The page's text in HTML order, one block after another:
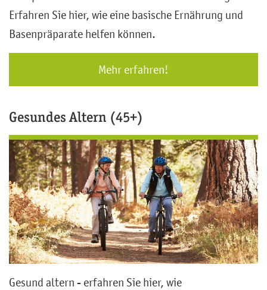
Erfahren Sie hier, wie eine basische Ernährung und
Basenpräparate helfen können.
Mehr erfahren!
Gesundes Altern (45+)
Gesund altern - erfahren Sie hier, wie